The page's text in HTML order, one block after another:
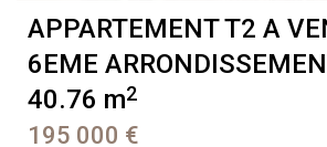
APPARTEMENT T2 A
6EME
40.76 m2
195 000 €